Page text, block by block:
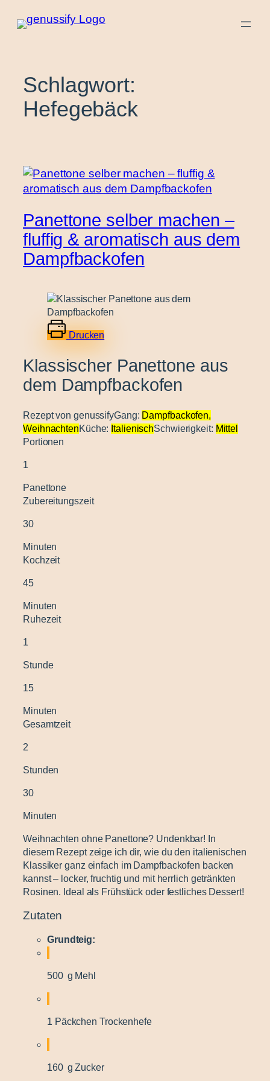
Inhalt
Schlagwort:
Hefegebäck
Panettone selber machen –
fluffig & aromatisch aus dem
Dampfbackofen
Drucken
Klassischer Panettone aus
dem Dampfbackofen
Rezept von genussifyGang: Dampfbackofen,
WeihnachtenKüche: ItalienischSchwierigkeit: Mittel
Portionen
1
Panettone
Zubereitungszeit
30
Minuten
Kochzeit
45
Minuten
Ruhezeit
1
Stunde
15
Minuten
Gesamtzeit
2
Stunden
30
Minuten
Weihnachten ohne Panettone? Undenkbar! In
diesem Rezept zeige ich dir, wie du den italienischen
Klassiker ganz einfach im Dampfbackofen backen
kannst – locker, fruchtig und mit herrlich getränkten
Rosinen. Ideal als Frühstück oder festliches Dessert!
Zutaten
Grundteig:
500 g Mehl
1 Päckchen Trockenhefe
160 g Zucker